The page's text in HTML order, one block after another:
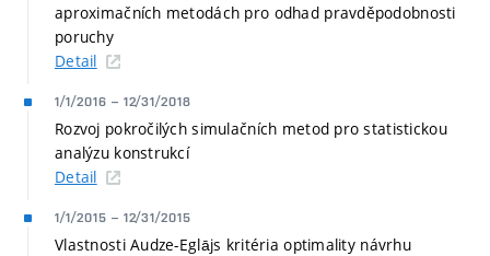
aproximačních metodách pro odhad pravděpodobnosti
poruchy
Detail
1/1/2016 – 12/31/2018
Rozvoj pokročilých simulačních metod pro statistickou
analýzu konstrukcí
Detail
1/1/2015 – 12/31/2015
Vlastnosti Audze-Eglājs kritéria optimality návrhu